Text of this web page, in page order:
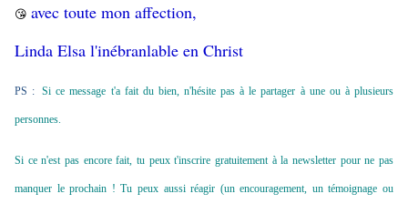
😘 avec toute mon affection,
Linda Elsa l'inébranlable en Christ
PS : Si ce message t'a fait du bien, n'hésite pas à le partager à une ou à plusieurs
personnes.
Si ce n'est pas encore fait, tu peux t'inscrire gratuitement à la newsletter pour ne pas
manquer le prochain ! Tu peux aussi réagir (un encouragement, un témoignage ou